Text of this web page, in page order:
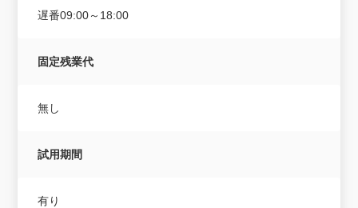
遅番09:00～18:00
固定残業代
無し
試用期間
有り